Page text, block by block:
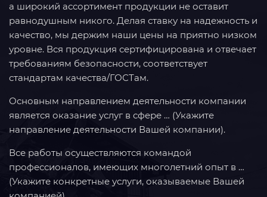
а широкий ассортимент продукции не оставит
равнодушным никого. Делая ставку на надежность и
качество, мы держим наши цены на приятно низком
уровне. Вся продукция сертифицирована и отвечает
требованиям безопасности, соответствует
стандартам качества/ГОСТам.
Основным направлением деятельности компании
является оказание услуг в сфере … (Укажите
направление деятельности Вашей компании).
Все работы осуществляются командой
профессионалов, имеющих многолетний опыт в …
(Укажите конкретные услуги, оказываемые Вашей